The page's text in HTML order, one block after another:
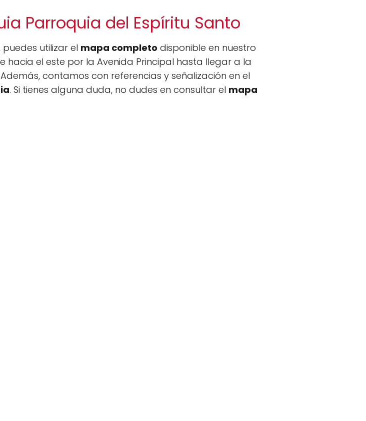
Parroquia del Espíritu Santo
puedes utilizar el mapa completo disponible en nuestro
hacia el este por la Avenida Principal hasta llegar a la
contamos con referencias y señalización en el
. Si tienes alguna duda, no dudes en consultar el mapa